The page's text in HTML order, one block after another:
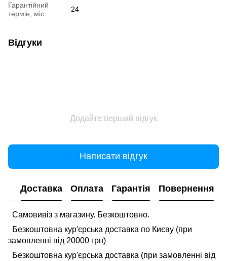
Гарантійний
термін, міс.
24
Відгуки
Додайте перший відгук
Написати відгук
Доставка Оплата Гарантія Повернення
Самовивіз з магазину. Безкоштовно.
Безкоштовна кур'єрська доставка по Києву (при
замовленні від 20000 грн)
Безкоштовна кур'єрська доставка (при замовленні від